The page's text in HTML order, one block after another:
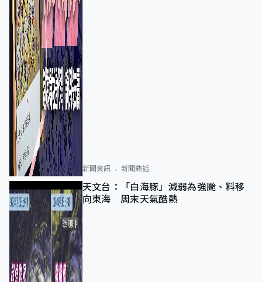
新聞資訊 新聞熱話
天文台：「白海豚」減弱為強颱、料移
向東海 周末天氣酷熱